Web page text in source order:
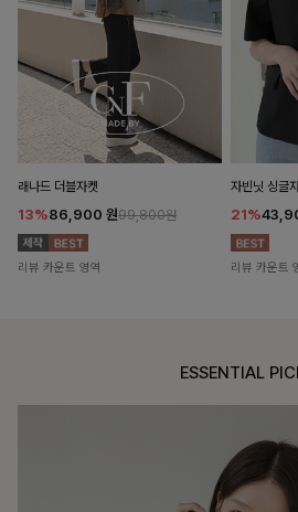
래나드 더블자켓
13%86,900 원99,800원
리뷰 카운트 영역
자빈닛 싱글
21%
리뷰 카운트
ESSENTIAL
함께할 때 더욱 완벽한, 합리적인 선택으로 채우